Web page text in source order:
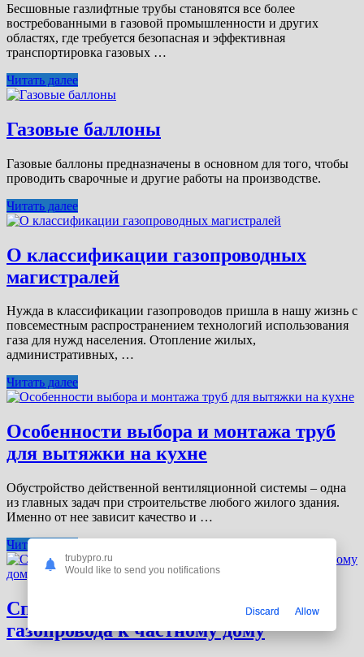
Бесшовные газлифтные трубы становятся все более
востребованными в газовой промышленности и других
областях, где требуется безопасная и эффективная
транспортировка газовых …
Читать далее
Газовые баллоны
Газовые баллоны предназначены в основном для того, чтобы
проводить сварочные и другие работы на производстве.
Читать далее
О классификации газопроводных
магистралей
Нужда в классификации газопроводов пришла в нашу жизнь с
повсеместным распространением технологий использования
газа для нужд населения. Отопление жилых,
административных, …
Читать далее
Особенности выбора и монтажа труб
для вытяжки на кухне
Обустройство действенной вентиляционной системы – одна
из главных задач при строительстве любого жилого здания.
Именно от нее зависит качество и …
Читать далее
Способы прокладки и подключения
газопровода к частному дому
trubypro.ru
Would like to send you notifications
Discard Allow